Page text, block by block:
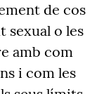
de cos
sexual o les
amb com
i com les